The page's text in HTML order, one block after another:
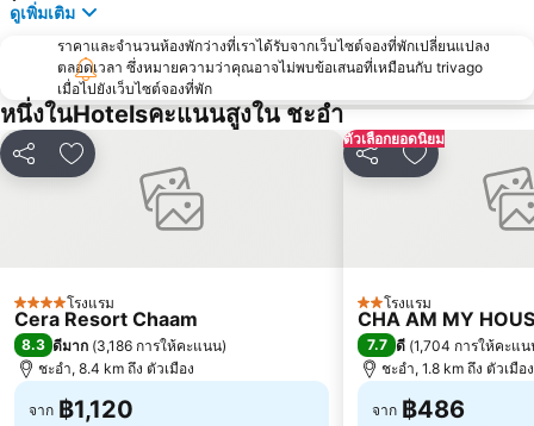
ดูเพิ่มเติม
ราคาและจำนวนห้องพักว่างที่เราได้รับจากเว็บไซต์จองที่พักเปลี่ยนแปลง
ตลอดเวลา ซึ่งหมายความว่าคุณอาจไม่พบข้อเสนอที่เหมือนกับ trivago
เมื่อไปยังเว็บไซต์จองที่พัก
หนึ่งในHotelsคะแนนสูงใน ชะอำ
แชร์ เพิ่มในรายการโปรด
4 ดาว โรงแรม
Cera Resort Chaam
8.3 ดีมาก (3,186 การให้คะแนน)
ชะอำ, 8.4 km ถึง ตัวเมือง
จาก ฿1,120
ตัวเลือกยอดนิยม
แชร์ เพิ่มในรายกา
2 ดาวโรงแรม
CHA AM MY
7.7 ดี (1,704 การให้คะแ
ชะอำ, 1.8 km ถึง ตัวเมือง
จาก ฿486